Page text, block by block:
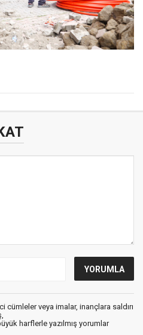
cümleler veya imalar, inançlara saldırı
harflerle yazılmış yorumlar